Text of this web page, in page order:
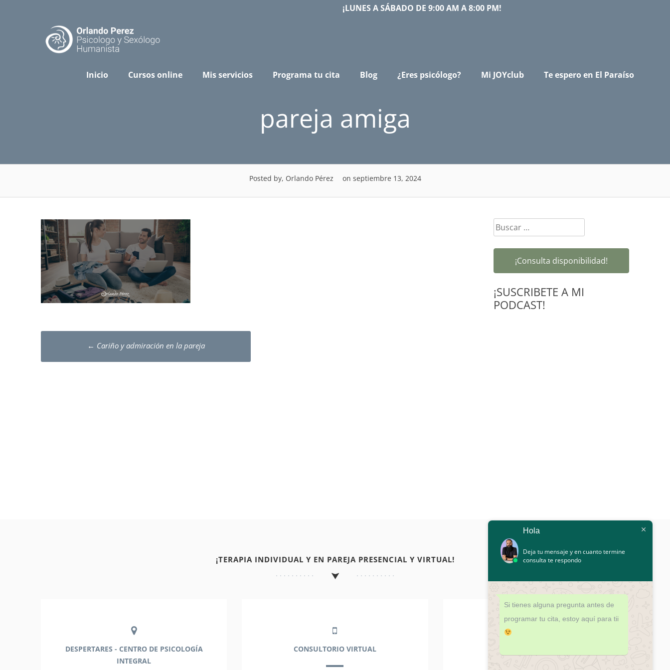
¡LUNES A SÁBADO DE 9:00 AM A 8:00 PM!
Inicio Cursos online Mis servicios Programa tu cita Blog ¿Eres psicólogo? Mi JOYclub Te espero en El Paraíso
pareja amiga
Posted by, Orlando Pérez on septiembre 13, 2024
Post
navigation
← Cariño y admiración en la pareja
Buscar:
¡Consulta disponibilidad!
¡SUSCRIBETE A MI
PODCAST!
¡TERAPIA INDIVIDUAL Y EN PAREJA PRESENCIAL Y VIRTUAL!
DESPERTARES - CENTRO DE PSICOLOGÍA
INTEGRAL
CONSULTORIO VIRTUAL
Hola
Deja tu mensaje y en cuanto termine
consulta te respondo
Si tienes alguna pregunta antes de
programar tu cita, estoy aquí para tii